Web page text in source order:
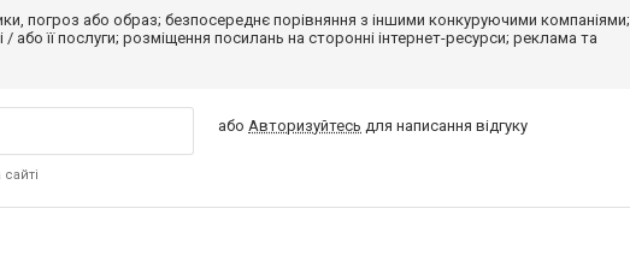
погроз або образ; безпосереднє порівняння з іншими конкуруючими компаніями;
або її послуги; розміщення посилань на сторонні інтернет-ресурси; реклама та
абоАвторизуйтесь для написання відгуку